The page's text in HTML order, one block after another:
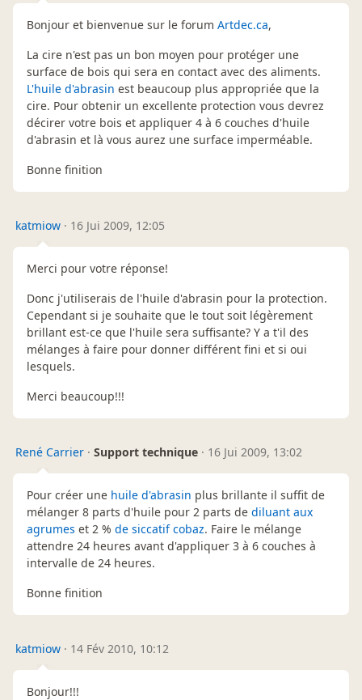
Bonjour et bienvenue sur le forum Artdec.ca,
La cire n'est pas un bon moyen pour protéger une
surface de bois qui sera en contact avec des aliments.
L'huile d'abrasin est beaucoup plus appropriée que la
cire. Pour obtenir un excellente protection vous devrez
décirer votre bois et appliquer 4 à 6 couches d'huile
d'abrasin et là vous aurez une surface imperméable.
Bonne finition
katmiow · 16 Jui 2009, 12:05
Merci pour votre réponse!
Donc j'utiliserais de l'huile d'abrasin pour la protection.
Cependant si je souhaite que le tout soit légèrement
brillant est-ce que l'huile sera suffisante? Y a t'il des
mélanges à faire pour donner différent fini et si oui
lesquels.
Merci beaucoup!!!
René Carrier · Support technique · 16 Jui 2009, 13:02
Pour créer une huile d'abrasin plus brillante il suffit de
mélanger 8 parts d'huile pour 2 parts de diluant aux
agrumes et 2 % de siccatif cobaz. Faire le mélange
attendre 24 heures avant d'appliquer 3 à 6 couches à
intervalle de 24 heures.
Bonne finition
katmiow · 14 Fév 2010, 10:12
Bonjour!!!